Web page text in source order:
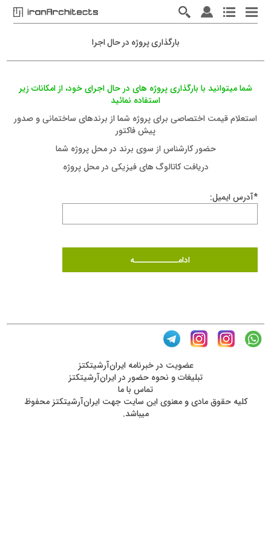
بارگذاری پروژه در حال اجرا
شما ميتوانيد با بارگذاری پروژه های در حال اجرای خود، از امکانات زیر
استفاده نمائيد
استعلام قيمت اختصاصی برای پروژه شما از برندهای ساختمانی و صدور
پيش فاکتور
حضور کارشناس از سوی برند در محل پروژه شما
دريافت کاتالوگ های فیزیکی در محل پروژه
*آدرس ايميل:
عضويت در خبرنامه ایران‌آرشیتکتز
تبلیغات و نحوه حضور در ایران‌آرشیتکتز
تماس با ما
کليه حقوق مادی و معنوی اين سايت جهت ایران‌آرشیتکتز محفوظ
ميباشد.